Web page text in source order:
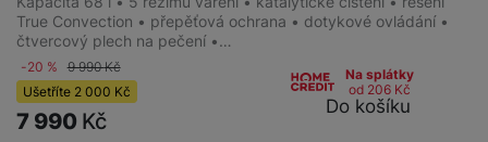
True Convection • přepěťová ochrana • dotykové ovládání •
čtvercový plech na pečení •…
-20 % 9 990Kč
Ušetříte 2 000 Kč
7 990 Kč
Na splátky
od 206 Kč
Do košíku